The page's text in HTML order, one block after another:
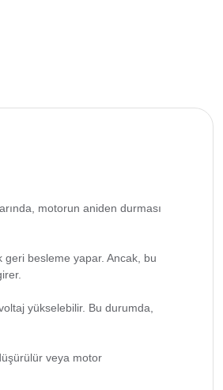
motorun aniden durması
besleme yapar. Ancak, bu
yükselebilir. Bu durumda,
veya motor